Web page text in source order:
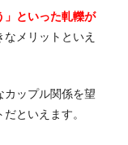
」といった軋轢が
メリットといえ
カップル関係を望
といえます。